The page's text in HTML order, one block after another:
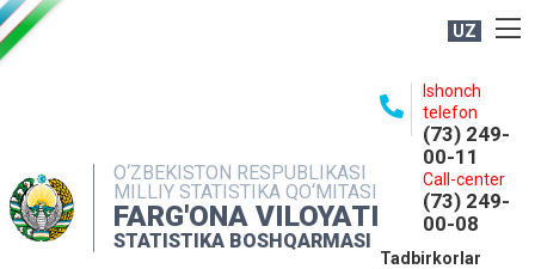
UZ
O‘ZBEKISTON RESPUBLIKASI
MILLIY STATISTIKA QO‘MITASI
FARG'ONA VILOYATI
STATISTIKA BOSHQARMASI
Ishonch
telefon
(73) 249-
00-11
Call-center
(73) 249-
00-08
Tadbirkorlar
NASHRLAR
INTERAKTIV XIZMATLAR
MATBUOT XIZMATI